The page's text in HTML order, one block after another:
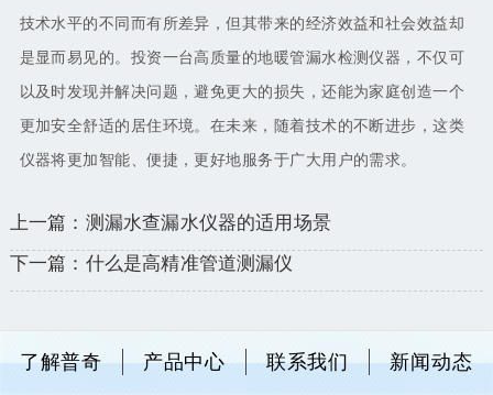
技术水平的不同而有所差异，但其带来的经济效益和社会效益却
是显而易见的。投资一台高质量的地暖管漏水检测仪器，不仅可
以及时发现并解决问题，避免更大的损失，还能为家庭创造一个
更加安全舒适的居住环境。在未来，随着技术的不断进步，这类
仪器将更加智能、便捷，更好地服务于广大用户的需求。
上一篇：测漏水查漏水仪器的适用场景
下一篇：什么是高精准管道测漏仪
了解普奇 产品中心 联系我们 新闻动态